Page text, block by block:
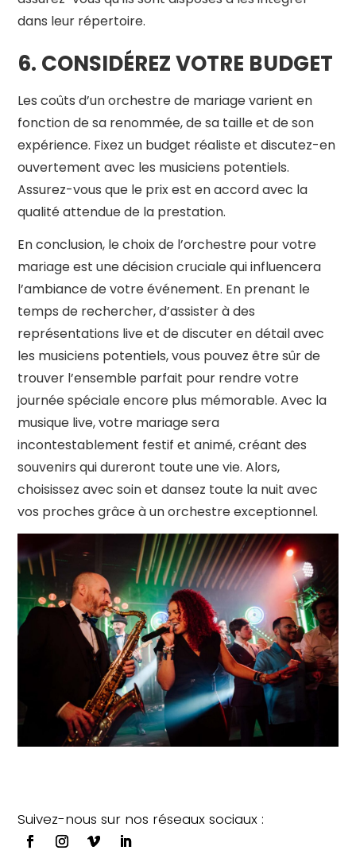
dans leur répertoire.
6. CONSIDÉREZ VOTRE BUDGET
Les coûts d’un orchestre de mariage varient en
fonction de sa renommée, de sa taille et de son
expérience. Fixez un budget réaliste et discutez-en
ouvertement avec les musiciens potentiels.
Assurez-vous que le prix est en accord avec la
qualité attendue de la prestation.
En conclusion, le choix de l’orchestre pour votre
mariage est une décision cruciale qui influencera
l’ambiance de votre événement. En prenant le
temps de rechercher, d’assister à des
représentations live et de discuter en détail avec
les musiciens potentiels, vous pouvez être sûr de
trouver l’ensemble parfait pour rendre votre
journée spéciale encore plus mémorable. Avec la
musique live, votre mariage sera
incontestablement festif et animé, créant des
souvenirs qui dureront toute une vie. Alors,
choisissez avec soin et dansez toute la nuit avec
vos proches grâce à un orchestre exceptionnel.
Suivez-nous sur nos réseaux sociaux :